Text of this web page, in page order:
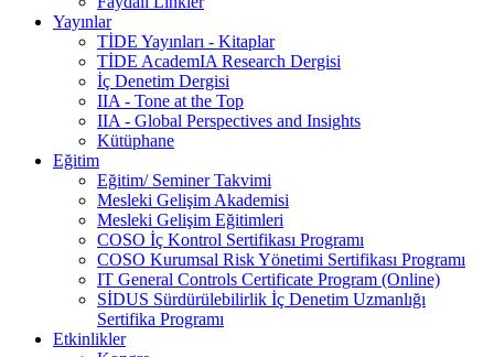
Yayınlar
TİDE Yayınları - Kitaplar
TİDE AcademIA Research Dergisi
İç Denetim Dergisi
IIA - Tone at the Top
IIA - Global Perspectives and Insights
Kütüphane
Eğitim
Eğitim/ Seminer Takvimi
Mesleki Gelişim Akademisi
Mesleki Gelişim Eğitimleri
COSO İç Kontrol Sertifikası Programı
COSO Kurumsal Risk Yönetimi Sertifikası Programı
IT General Controls Certificate Program (Online)
SİDUS Sürdürülebilirlik İç Denetim Uzmanlığı
Sertifika Programı
Etkinlikler